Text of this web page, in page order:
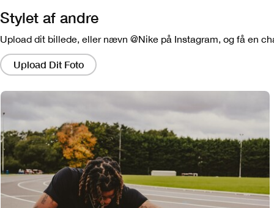
Stylet af andre
Upload dit billede, eller nævn @Nike på Instagram, og få en
Upload Dit Foto
Hvis
du
klikker
disse
links,
får
du
et
modal
frem,
der
indeholder